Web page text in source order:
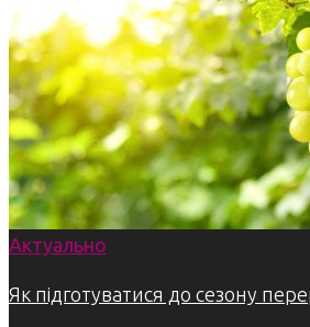
Актуально
Як підготуватися до сезону